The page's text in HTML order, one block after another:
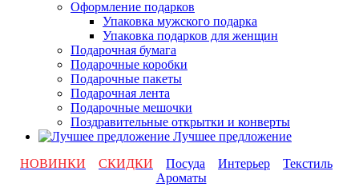
Оформление подарков
Упаковка мужского подарка
Упаковка подарков для женщин
Подарочная бумага
Подарочные коробки
Подарочные пакеты
Подарочная лента
Подарочные мешочки
Поздравительные открытки и конверты
Лучшее предложение
НОВИНКИ
СКИДКИ Посуда Интерьер
Текстиль
Ароматы